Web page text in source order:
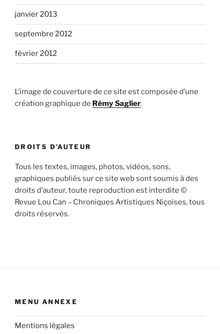
janvier 2013
septembre 2012
février 2012
L’image de couverture de ce site est composée d’une
création graphique de Rémy Saglier.
DROITS D’AUTEUR
Tous les textes, images, photos, vidéos, sons,
graphiques publiés sur ce site web sont soumis à des
droits d’auteur, toute reproduction est interdite ©
Revue Lou Can – Chroniques Artistiques Niçoises, tous
droits réservés.
MENU ANNEXE
Mentions légales